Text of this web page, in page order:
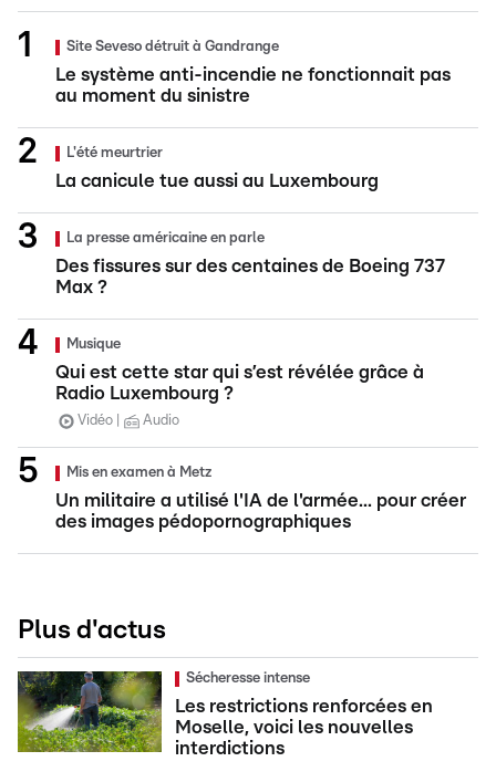
Site Seveso détruit à Gandrange
Le système anti-incendie ne fonctionnait pas
au moment du sinistre
L'été meurtrier
La canicule tue aussi au Luxembourg
La presse américaine en parle
Des fissures sur des centaines de Boeing 737
Max ?
Musique
Qui est cette star qui s’est révélée grâce à
Radio Luxembourg ?
Vidéo Audio
Mis en examen à Metz
Un militaire a utilisé l'IA de l'armée... pour créer
des images pédopornographiques
Plus d'actus
Sécheresse intense
Les restrictions renforcées en
Moselle, voici les nouvelles
interdictions